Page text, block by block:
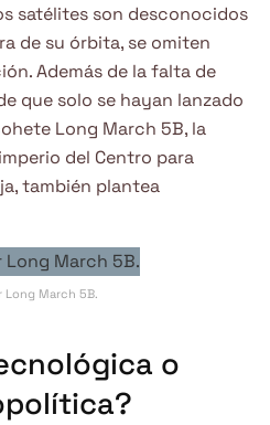
satélites son desconocidos
de su órbita, se omiten
Además de la falta de
que solo se hayan lanzado
Long March 5B, la
del Centro para
también plantea
Long March 5B.
o